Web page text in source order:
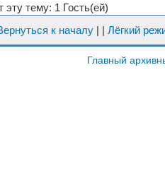
тему: 1 Гость(ей)
к началу | | Лёгкий
Главный